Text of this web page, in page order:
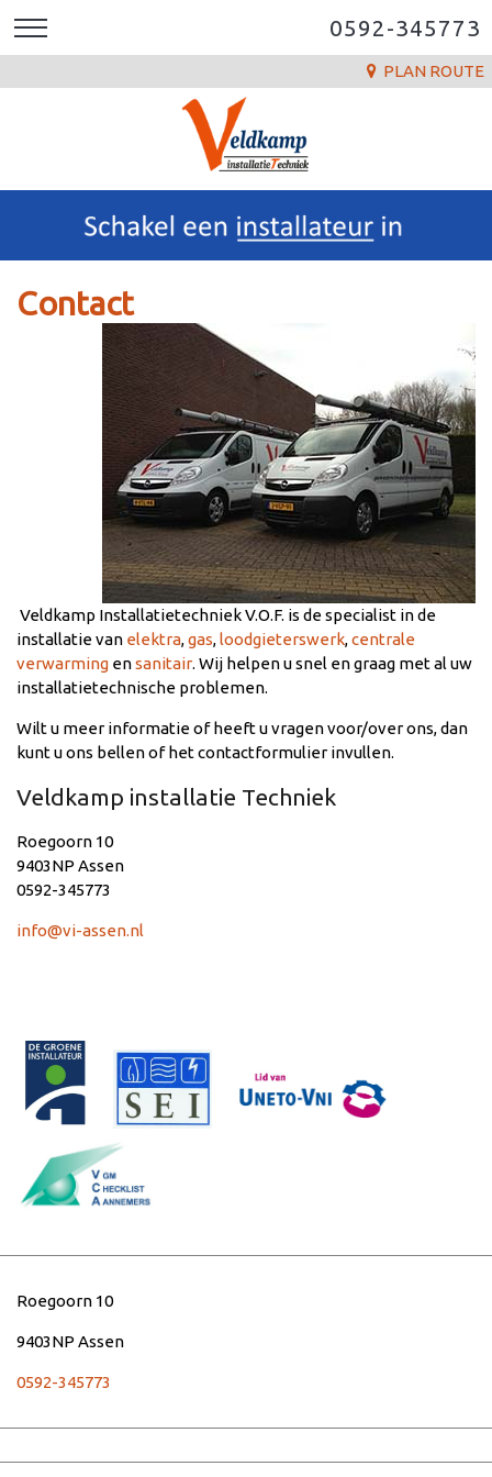
0592-345773
PLAN ROUTE
Contact
Veldkamp Installatietechniek V.O.F. is de specialist in de
installatie van elektra,gas,loodgieterswerk,centrale
verwarming ensanitair. Wij helpen u snel en graag met al uw
installatietechnische problemen.
Wilt u meer informatie of heeft u vragen voor/over ons, dan
kunt u ons bellen of het contactformulier invullen.
Veldkamp installatie Techniek
Roegoorn 10
9403NP Assen
0592-345773
info@vi-assen.nl
Roegoorn 10
9403NP Assen
0592-345773